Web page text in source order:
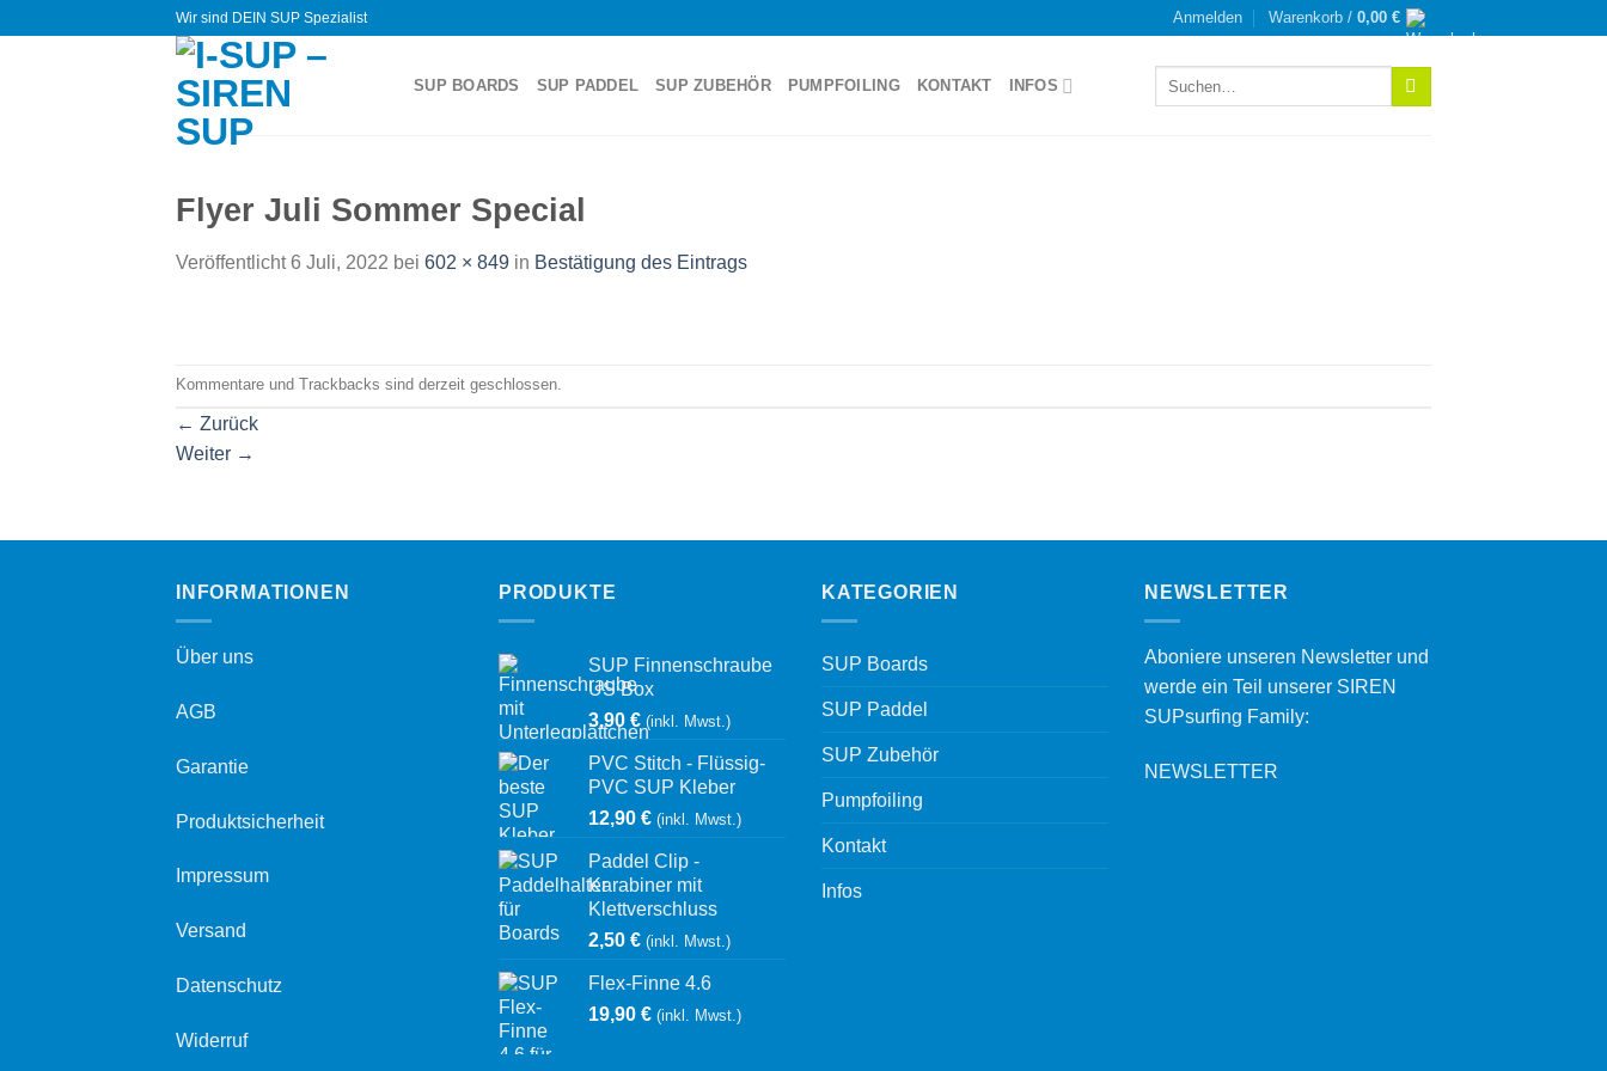
Wir sind DEIN SUP Spezialist Anmelden Warenkorb / 0,00 €
SUP BOARDS SUP PADDEL SUP ZUBEHÖR PUMPFOILING KONTAKT INFOS
Flyer Juli Sommer Special
Veröffentlicht6 Juli, 2022 bei 602 × 849 in Bestätigung des Eintrags
Kommentare und Trackbacks sind derzeit geschlossen.
← Zurück
Weiter →
INFORMATIONEN
Über uns
AGB
Garantie
Produktsicherheit
Impressum
Versand
Datenschutz
Widerruf
PRODUKTE
SUP Finnenschraube
US Box
3,90 € (inkl. Mwst.)
PVC Stitch - Flüssig-
PVC SUP Kleber
12,90 € (inkl. Mwst.)
Paddel Clip -
Karabiner mit
Klettverschluss
2,50 € (inkl. Mwst.)
Flex-Finne 4.6
19,90 € (inkl. Mwst.)
KATEGORIEN
SUP Boards
SUP Paddel
SUP Zubehör
Pumpfoiling
Kontakt
Infos
NEWSLETTER
Aboniere unseren Newsletter und
werde ein Teil unserer SIREN
SUPsurfing Family:
NEWSLETTER